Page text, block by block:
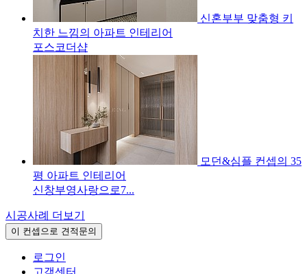
신혼부부 맞춤형 키
치한 느낌의 아파트 인테리어
포스코더샵
모던&심플 컨셉의 35
평 아파트 인테리어
신창부영사랑으로7...
시공사례 더보기
이 컨셉으로 견적문의
로그인
고객센터